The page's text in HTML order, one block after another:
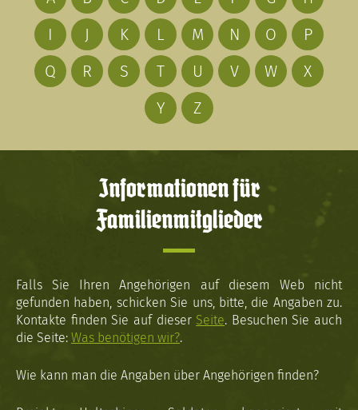
I
J K L M N O
P
Q
R S T U V W
X
Y
Z
Informationen für
Familienmitglieder
Falls Sie Ihren Angehörigen auf diesem Web nicht
gefunden haben, schicken Sie uns, bitte, die Angaben zu.
Kontakte finden Sie auf dieser Seite. Besuchen Sie auch
die Seite: Was benötigen wir?.
Wie kann man die Angaben über Angehörigen finden?